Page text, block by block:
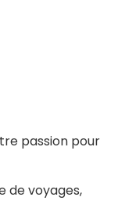
passion pour
de voyages,